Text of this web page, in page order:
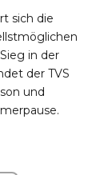
sich die
in der
der TVS
und